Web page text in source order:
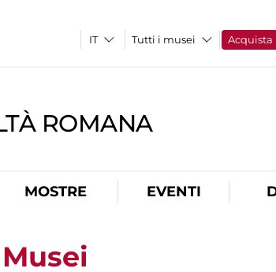
Tutti i musei Acquista
ROMANA
MOSTRE EVENTI